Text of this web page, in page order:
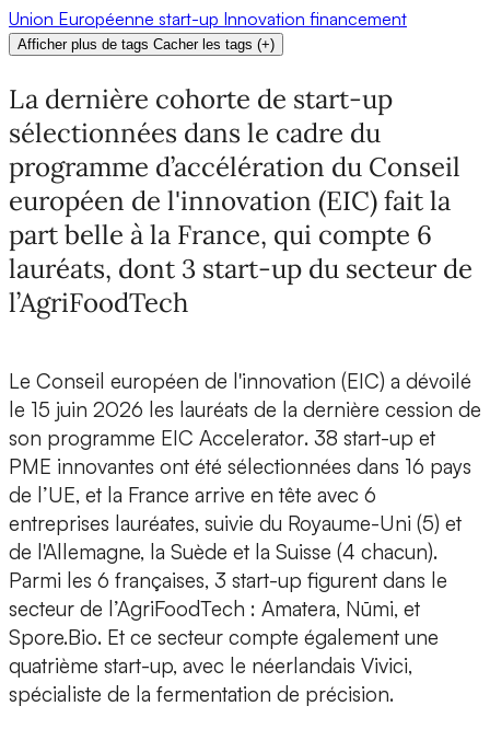
Union Européenne start-up Innovation financement
Afficher plus de tags Cacher les tags (+)
La dernière cohorte de start-up
sélectionnées dans le cadre du
programme d’accélération du Conseil
européen de l'innovation (EIC) fait la
part belle à la France, qui compte 6
lauréats, dont 3 start-up du secteur de
l’AgriFoodTech
Le Conseil européen de l'innovation (EIC) a dévoilé
le 15 juin 2026 les lauréats de la dernière cession de
son programme EIC Accelerator. 38 start-up et
PME innovantes ont été sélectionnées dans 16 pays
de l’UE, et la France arrive en tête avec 6
entreprises lauréates, suivie du Royaume-Uni (5) et
de l'Allemagne, la Suède et la Suisse (4 chacun).
Parmi les 6 françaises, 3 start-up figurent dans le
secteur de l’AgriFoodTech : Amatera, Nūmi, et
Spore.Bio. Et ce secteur compte également une
quatrième start-up, avec le néerlandais Vivici,
spécialiste de la fermentation de précision.